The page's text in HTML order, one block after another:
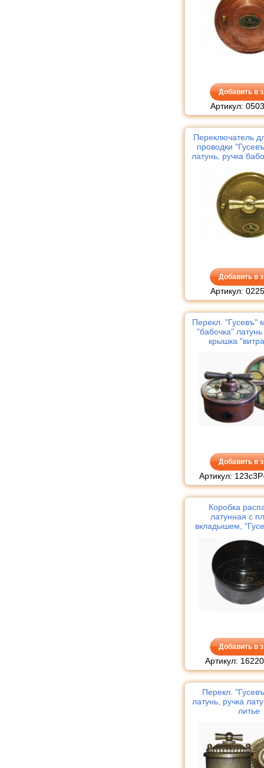
Добавить в
Артикул:
Переключатель
проводки
латунь, ручка
Добавить в
Артикул:
Перекл. "Гусевъ"
"бабочка"
крышка
Добавить в
Артикул:
Коробка
латунная с
вкладышем,
Добавить в
Артикул:
Перекл.
латунь, ручка
литье